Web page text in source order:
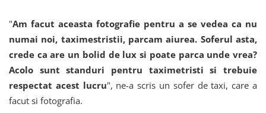
"Am facut aceasta fotografie pentru a se vedea ca nu
numai noi, taximestristii, parcam aiurea. Soferul asta,
crede ca are un bolid de lux si poate parca unde vrea?
Acolo sunt standuri pentru taximetristi si trebuie
respectat acest lucru", ne-a scris un sofer de taxi, care a
facut si fotografia.